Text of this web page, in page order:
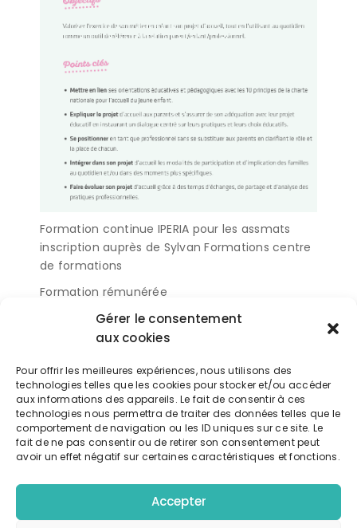
Gérer le consentement
aux cookies
Pour offrir les meilleures expériences, nous utilisons des
technologies telles que les cookies pour stocker et/ou accéder
aux informations des appareils. Le fait de consentir à ces
technologies nous permettra de traiter des données telles que le
comportement de navigation ou les ID uniques sur ce site. Le
fait de ne pas consentir ou de retirer son consentement peut
avoir un effet négatif sur certaines caractéristiques et fonctions.
Accepter
Formation continue IPERIA pour les assmats
inscription auprès de Sylvan Formations centre
de formations
Formation rémunérée
0546551470 contact@sylvan-
larochelle.com
ou auprès de moi mème Karine 0608615377
mavaliseecolo@gmail.com
« Construire son projet d’accueil »
jeudi 3 et 17 octobre Sèvres-Anxaumont ET
vendredi 15 novembre informatique avec
Exporter vers google calendrier